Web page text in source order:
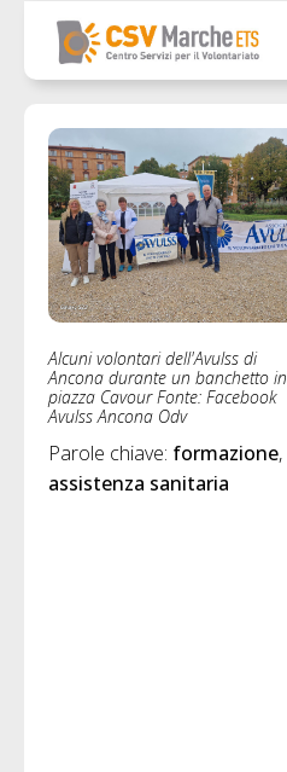
Alcuni volontari dell'Avulss di
Ancona durante un banchetto in
piazza Cavour Fonte: Facebook
Avulss Ancona Odv
Parole chiave: formazione
assistenza sanitaria